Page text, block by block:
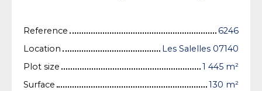
Reference
6246
Location
Les Salelles 07140
Plot size
1 445 m²
Surface
130 m²